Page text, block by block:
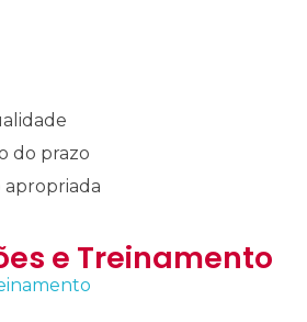
do prazo
e Treinamento